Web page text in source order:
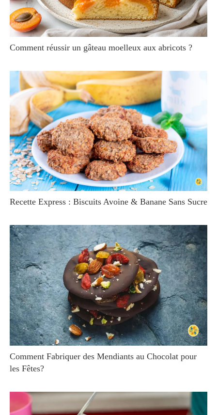
Comment réussir un gâteau moelleux aux abricots ?
Recette Express : Biscuits Avoine & Banane Sans Sucre
Comment Fabriquer des Mendiants au Chocolat pour
les Fêtes?